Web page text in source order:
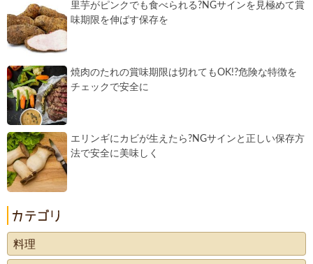
里芋がピンクでも食べられる?NGサインを見極めて賞
味期限を伸ばす保存を
焼肉のたれの賞味期限は切れてもOK!?危険な特徴を
チェックで安全に
エリンギにカビが生えたら?NGサインと正しい保存方
法で安全に美味しく
料理